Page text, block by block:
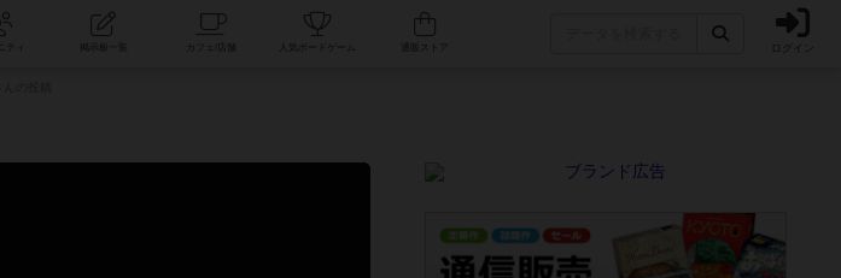
コミュニティ 人気ボードゲーム ログイン